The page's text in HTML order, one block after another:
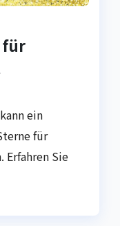
für
ein
für
Sie